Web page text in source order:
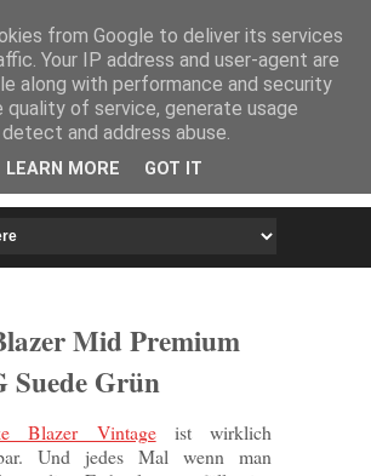
HOME IMPRESSUM
Mid Premium
Suede Grün
Blazer Vintageist wirklich
Und jedes Mal wenn man
from Google to deliver its services
Your IP address and user-agent are
along with performance and security
of service, generate usage
and address abuse.
LEARN MORE GOT IT